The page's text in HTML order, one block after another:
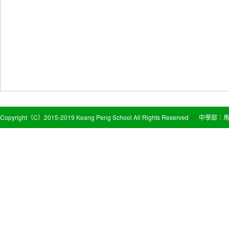
Copyright（C）2015-2019 Keang Peng School All Rights Reserved 中學部：